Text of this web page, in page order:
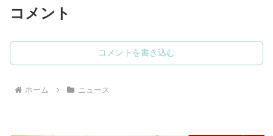
コメント
コメントを書き込む
ホーム ニュース